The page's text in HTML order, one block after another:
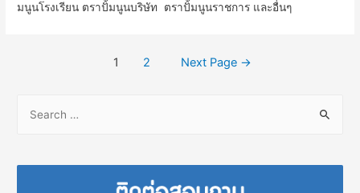
มนูนโรงเรียน ตราปั้มนูนบริษัท ตราปั้มนูนราชการ และอื่นๆ
1 2 Next Page →
r